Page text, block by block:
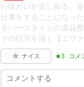
た味わいが楽しめる。
仕事をすることになっ
るバースタインの遺品
ァの行方を描く【エヴ
ナイス ★3 コメ